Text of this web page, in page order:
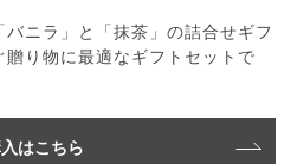
ニラ」と「抹茶」の詰合せギフ
贈り物に最適なギフトセットで
はこちら